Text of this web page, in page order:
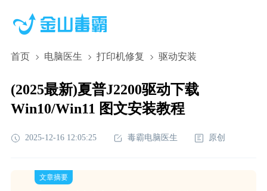
首页 电脑医生 打印机修复 驱动安装
(2025最新)夏普J2200驱动下载
Win10/Win11 图文安装教程
2025-12-16 12:05:25 毒霸电脑医生 原创
文章摘要